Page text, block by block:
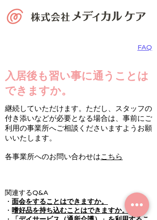
FAQ
入居後も習い事に通うことは
できますか。
継続していただけます。ただし、スタッフの
付き添いなどが必要となる場合は、事前にご
利用の事業所へご相談くださいますようお願
いいたします。
各事業所へのお問い合わせはこちら
関連するQ&A
・ 面会をすることはできますか。
・ 嗜好品を持ち込むことはできますか。